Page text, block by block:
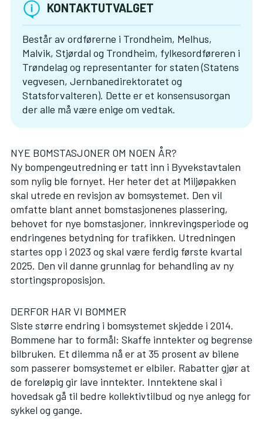
KONTAKTUTVALGET
Består av ordførerne i Trondheim, Melhus,
Malvik, Stjørdal og Trondheim, fylkesordføreren i
Trøndelag og representanter for staten (Statens
vegvesen, Jernbanedirektoratet og
Statsforvalteren). Dette er et konsensusorgan
der alle må være enige om vedtak.
NYE BOMSTASJONER OM NOEN ÅR?
Ny bompengeutredning er tatt inn i Byvekstavtalen
som nylig ble fornyet. Her heter det at Miljøpakken
skal utrede en revisjon av bomsystemet. Den vil
omfatte blant annet bomstasjonenes plassering,
behovet for nye bomstasjoner, innkrevingsperiode og
endringenes betydning for trafikken. Utredningen
startes opp i 2023 og skal være ferdig første kvartal
2025. Den vil danne grunnlag for behandling av ny
stortingsproposisjon.
DERFOR HAR VI BOMMER
Siste større endring i bomsystemet skjedde i 2014.
Bommene har to formål: Skaffe inntekter og begrense
bilbruken. Et dilemma nå er at 35 prosent av bilene
som passerer bomsystemet er elbiler. Rabatter gjør at
de foreløpig gir lave inntekter. Inntektene skal i
hovedsak gå til bedre kollektivtilbud og nye anlegg for
sykkel og gange.